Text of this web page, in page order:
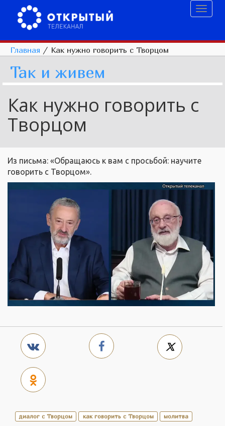
Главная / Как нужно говорить с Творцом
Так и живем
Как нужно говорить с
Творцом
Из письма: «Обращаюсь к вам с просьбой: научите
говорить с Творцом».
диалог с Творцом как говорить с Творцом молитва